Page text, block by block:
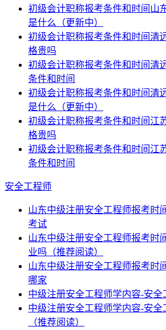
初级会计职称报考条件和时间山
是什么（更新中）
初级会计职称报考条件和时间清
格贵吗
初级会计职称报考条件和时间清
条件和时间
初级会计职称报考条件和时间清
是什么（更新中）
初级会计职称报考条件和时间江
格贵吗
初级会计职称报考条件和时间江
条件和时间
安全工程师
山东中级注册安全工程师报考时
考试
山东中级注册安全工程师报考时
业吗（推荐阅读）
山东中级注册安全工程师报考时
哪家
中级注册安全工程师学内容-安
中级注册安全工程师学内容-安全
（推荐阅读）